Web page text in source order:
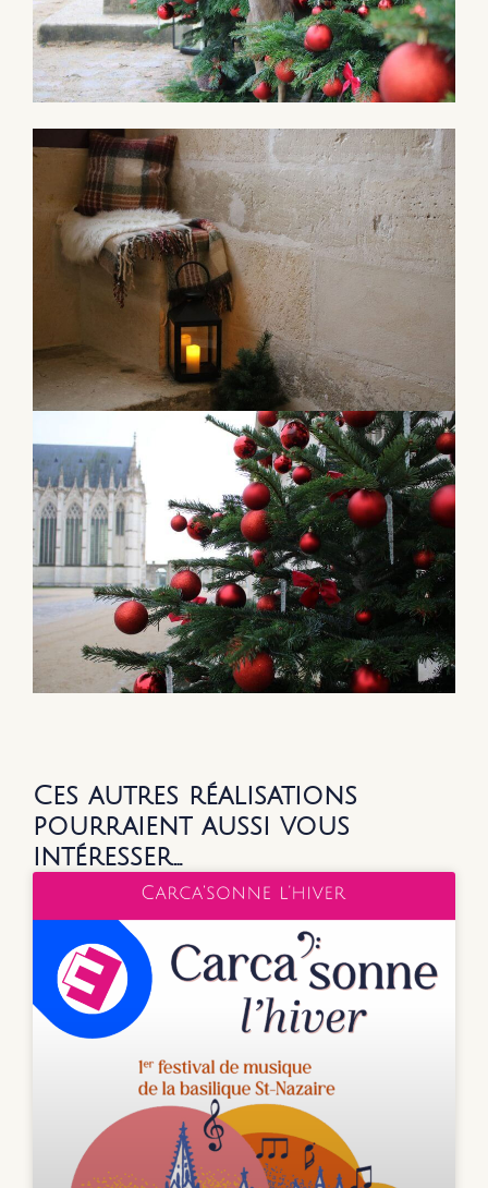
Ces autres réalisations
pourraient aussi vous
intéresser…